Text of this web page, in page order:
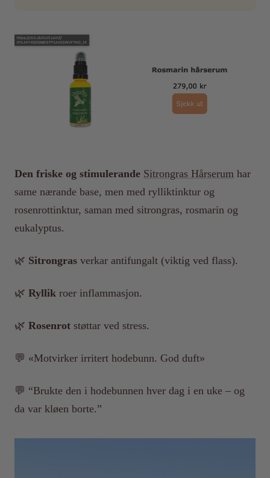
Den friske og stimulerande Sitrongras Hårserum har
same nærande base, men med rylliktinktur og
rosenrottinktur, saman med sitrongras, rosmarin og
eukalyptus.
🌿 Sitrongras verkar antifungalt (viktig ved flass).
🌿 Ryllik roer inflammasjon.
🌿 Rosenrot støttar ved stress.
💬 «Motvirker irritert hodebunn. God duft»
💬 “Brukte den i hodebunnen hver dag i en uke – og
da var kløen borte.”